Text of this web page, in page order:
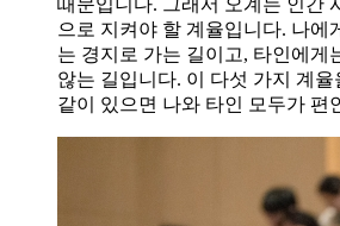
때문입니다. 그래서 오계는 인간
으로 지켜야 할 계율입니다. 나에
는 경지로 가는 길이고, 타인에게
않는 길입니다. 이 다섯 가지 계
같이 있으면 나와 타인 모두가 편